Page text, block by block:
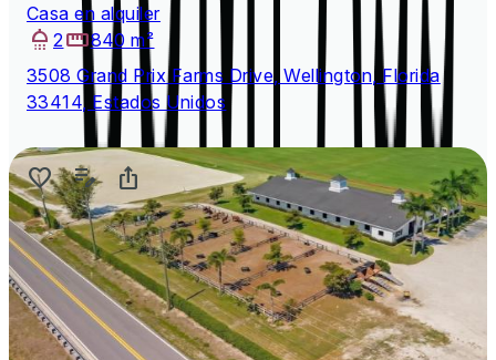
Casa en alquiler
2
840 m²
3508 Grand Prix Farms Drive, Wellington, Florida
33414, Estados Unidos